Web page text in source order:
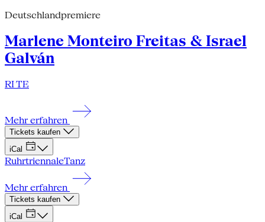
Deutschlandpremiere
Marlene Monteiro Freitas & Israel
Galván
RI TE
Mehr erfahren
Tickets kaufen
iCal
RuhrtriennaleTanz
Mehr erfahren
Tickets kaufen
iCal